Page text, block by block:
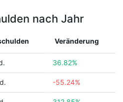
nach Jahr
Veränderung
36.82%
-55.24%